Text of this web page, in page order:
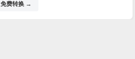
免费转换 →